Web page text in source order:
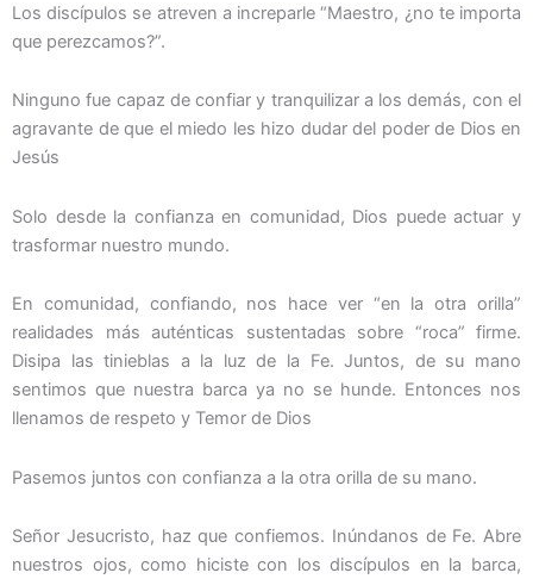
Los discípulos se atreven a increparle “Maestro, ¿no te importa
que perezcamos?”.
Ninguno fue capaz de confiar y tranquilizar a los demás, con el
agravante de que el miedo les hizo dudar del poder de Dios en
Jesús
Solo desde la confianza en comunidad, Dios puede actuar y
trasformar nuestro mundo.
En comunidad, confiando, nos hace ver “en la otra orilla”
realidades más auténticas sustentadas sobre “roca” firme.
Disipa las tinieblas a la luz de la Fe. Juntos, de su mano
sentimos que nuestra barca ya no se hunde. Entonces nos
llenamos de respeto y Temor de Dios
Pasemos juntos con confianza a la otra orilla de su mano.
Señor Jesucristo, haz que confiemos. Inúndanos de Fe. Abre
nuestros ojos, como hiciste con los discípulos en la barca,